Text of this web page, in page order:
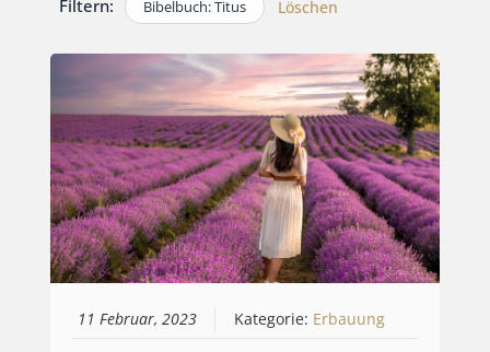
Filtern: Bibelbuch: Titus Löschen
11 Februar, 2023 Kategorie: Erbauung